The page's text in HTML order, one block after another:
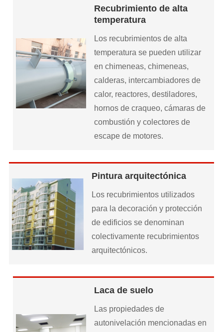
Recubrimiento de alta
temperatura
Los recubrimientos de alta
temperatura se pueden utilizar
en chimeneas, chimeneas,
calderas, intercambiadores de
calor, reactores, destiladores,
hornos de craqueo, cámaras de
combustión y colectores de
escape de motores.
Pintura arquitectónica
Los recubrimientos utilizados
para la decoración y protección
de edificios se denominan
colectivamente recubrimientos
arquitectónicos.
Laca de suelo
Las propiedades de
autonivelación mencionadas en